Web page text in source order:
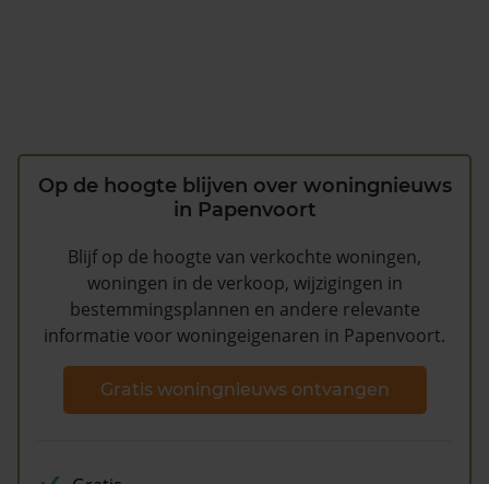
Op de hoogte blijven over woningnieuws
in Papenvoort
Blijf op de hoogte van verkochte woningen,
woningen in de verkoop, wijzigingen in
bestemmingsplannen en andere relevante
informatie voor woningeigenaren in Papenvoort.
Gratis woningnieuws ontvangen